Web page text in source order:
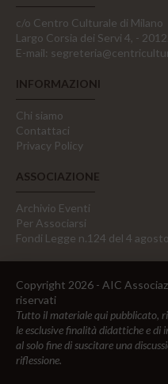
c/o Centro Culturale di Milano
Largo Corsia dei Servi 4, -
E-mail:
INFORMAZIONI
Chi siamo
Contattaci
Privacy Policy
ASSOCIAZIONE
Archivio Eventi
Per Associarsi
Fondi Legge n.124 del 4
Copyright 2026 - AIC
riservati
Tutto il materiale qui pubblicato,
le esclusive finalità didattiche e di
al solo fine di suscitare una
riflessione.